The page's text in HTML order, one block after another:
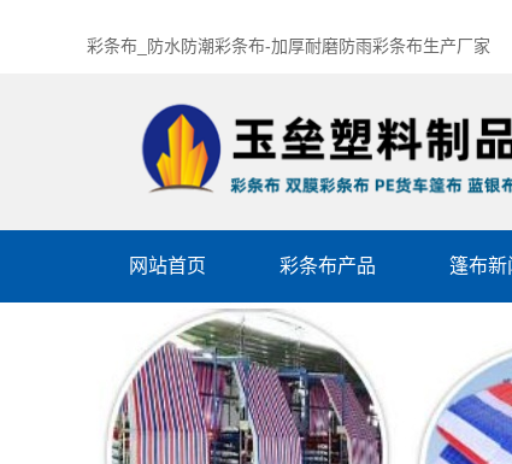
彩条布_防水防潮彩条布-加厚耐磨防雨彩条布生产厂家
网站首页 彩条布产品 篷布新